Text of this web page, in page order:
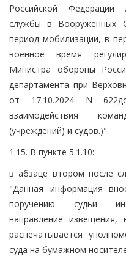
Российской
службы в Вооруженных
период мобилизации, в
военное время
Министра обороны
департамента при
от 17.10.2024 N
взаимодействия
(учреждений) и судов.)".
1.15. В пункте 5.1.10:
в абзаце втором после
"Данная информация
поручению судьи
направление
распечатывается
суда на бумажном